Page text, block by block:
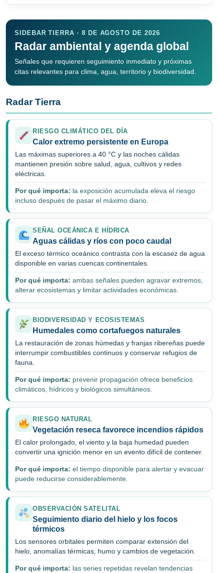
SIDEBAR TIERRA · 8 DE AGOSTO DE 2026
Radar ambiental y agenda global
Señales que requieren seguimiento inmediato y próximas
citas relevantes para clima, agua, territorio y biodiversidad.
Radar Tierra
RIESGO CLIMÁTICO DEL DÍA
Calor extremo persistente en Europa
Las máximas superiores a 40 °C y las noches cálidas
mantienen presión sobre salud, agua, cultivos y redes
eléctricas.
Por qué importa: la exposición acumulada eleva el riesgo
incluso después de pasar el máximo diario.
SEÑAL OCEÁNICA E HÍDRICA
Aguas cálidas y ríos con poco caudal
El exceso térmico oceánico contrasta con la escasez de agua
disponible en varias cuencas continentales.
Por qué importa: ambas señales pueden agravar extremos,
alterar ecosistemas y limitar actividades económicas.
BIODIVERSIDAD Y ECOSISTEMAS
Humedales como cortafuegos naturales
La restauración de zonas húmedas y franjas ribereñas puede
interrumpir combustibles continuos y conservar refugios de
fauna.
Por qué importa: prevenir propagación ofrece beneficios
climáticos, hídricos y biológicos simultáneos.
RIESGO NATURAL
Vegetación reseca favorece incendios rápidos
El calor prolongado, el viento y la baja humedad pueden
convertir una ignición menor en un evento difícil de contener.
Por qué importa: el tiempo disponible para alertar y evacuar
puede reducirse considerablemente.
OBSERVACIÓN SATELITAL
Seguimiento diario del hielo y los focos
térmicos
Los sensores orbitales permiten comparar extensión del
hielo, anomalías térmicas, humo y cambios de vegetación.
Por qué importa: las series repetidas revelan tendencias